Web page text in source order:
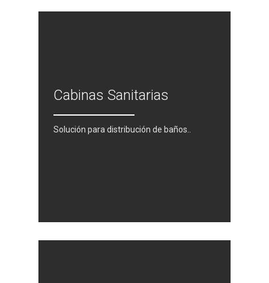
Cabinas Sanitarias
Solución para distribución de baños..